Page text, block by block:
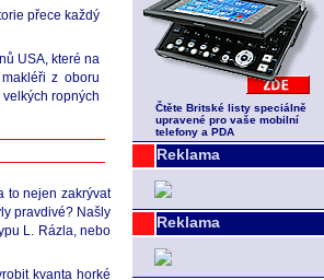
Čtěte Britské listy speciálně
upravené pro vaše mobilní
telefony a PDA
Reklama
Reklama
přece každý
USA, které na
z oboru
ropných
to nejen zakrývat
pravdivé? Našly
L. Rázla, nebo
kvanta horké